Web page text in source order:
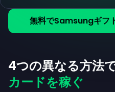
無料でSamsungギフ
4つの異なる方法
カードを稼ぐ